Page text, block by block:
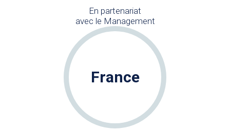
En partenariat
avec le Management
France